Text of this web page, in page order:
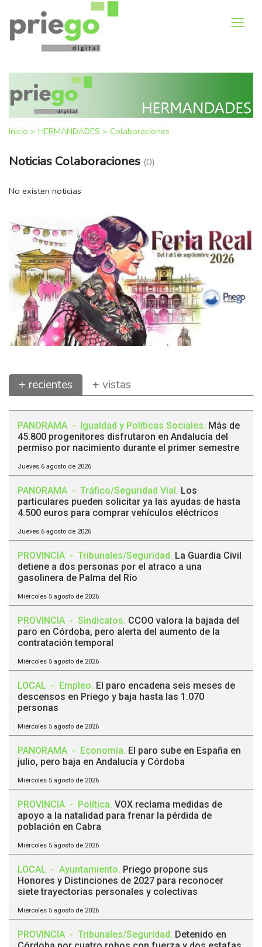
Inicio > HERMANDADES > Colaboraciones
Noticias Colaboraciones (0)
No existen noticias
+ recientes + vistas
PANORAMA - Igualdad y Políticas Sociales. Más de
45.800 progenitores disfrutaron en Andalucía del
permiso por nacimiento durante el primer semestre
Jueves 6 agosto de 2026
PANORAMA - Tráfico/Seguridad Vial. Los
particulares pueden solicitar ya las ayudas de hasta
4.500 euros para comprar vehículos eléctricos
Jueves 6 agosto de 2026
PROVINCIA - Tribunales/Seguridad. La Guardia Civil
detiene a dos personas por el atraco a una
gasolinera de Palma del Río
Miércoles 5 agosto de 2026
PROVINCIA - Sindicatos. CCOO valora la bajada del
paro en Córdoba, pero alerta del aumento de la
contratación temporal
Miércoles 5 agosto de 2026
LOCAL - Empleo. El paro encadena seis meses de
descensos en Priego y baja hasta las 1.070
personas
Miércoles 5 agosto de 2026
PANORAMA - Economía. El paro sube en España en
julio, pero baja en Andalucía y Córdoba
Miércoles 5 agosto de 2026
PROVINCIA - Política. VOX reclama medidas de
apoyo a la natalidad para frenar la pérdida de
población en Cabra
Miércoles 5 agosto de 2026
LOCAL - Ayuntamiento. Priego propone sus
Honores y Distinciones de 2027 para reconocer
siete trayectorias personales y colectivas
Miércoles 5 agosto de 2026
PROVINCIA - Tribunales/Seguridad. Detenido en